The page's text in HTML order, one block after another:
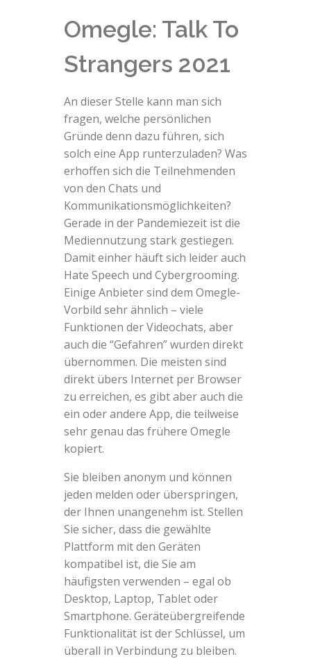
Omegle: Talk To
Strangers 2021
An dieser Stelle kann man sich
fragen, welche persönlichen
Gründe denn dazu führen, sich
solch eine App runterzuladen? Was
erhoffen sich die Teilnehmenden
von den Chats und
Kommunikationsmöglichkeiten?
Gerade in der Pandemiezeit ist die
Mediennutzung stark gestiegen.
Damit einher häuft sich leider auch
Hate Speech und Cybergrooming.
Einige Anbieter sind dem Omegle-
Vorbild sehr ähnlich – viele
Funktionen der Videochats, aber
auch die “Gefahren” wurden direkt
übernommen. Die meisten sind
direkt übers Internet per Browser
zu erreichen, es gibt aber auch die
ein oder andere App, die teilweise
sehr genau das frühere Omegle
kopiert.
Sie bleiben anonym und können
jeden melden oder überspringen,
der Ihnen unangenehm ist. Stellen
Sie sicher, dass die gewählte
Plattform mit den Geräten
kompatibel ist, die Sie am
häufigsten verwenden – egal ob
Desktop, Laptop, Tablet oder
Smartphone. Geräteübergreifende
Funktionalität ist der Schlüssel, um
überall in Verbindung zu bleiben.